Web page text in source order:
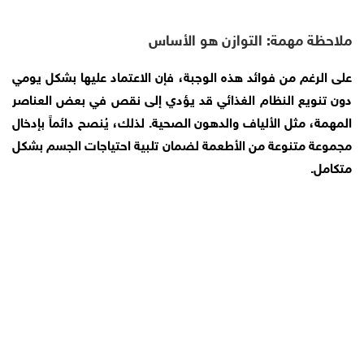
ملاحظة مهمة: التوازن هو الأساس
على الرغم من فوائد هذه الوجبة، فإن الاعتماد عليها بشكل يومي
دون تنويع النظام الغذائي قد يؤدي إلى نقص في بعض العناصر
المهمة، مثل الألياف والدهون الصحية. لذلك، يُنصح دائماً بإدخال
مجموعة متنوعة من الأطعمة لضمان تلبية احتياجات الجسم بشكل
متكامل.